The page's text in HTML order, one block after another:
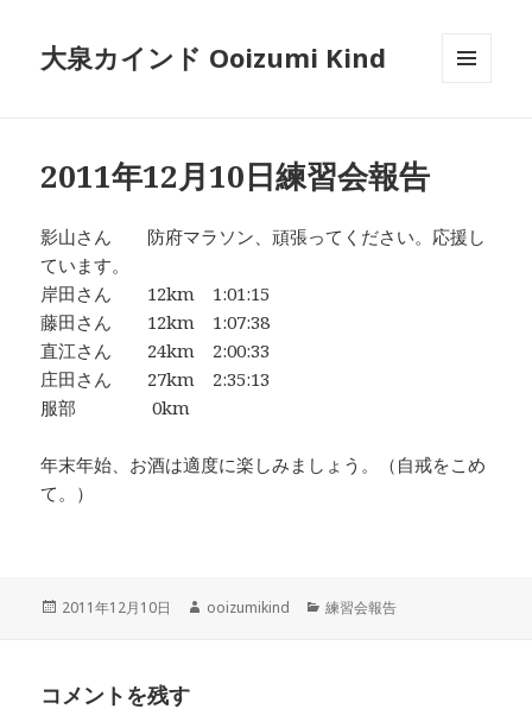
大泉カインド Ooizumi Kind
2011年12月10日練習会報告
影山さん 防府マラソン、頑張ってください。応援し
ています。
岸田さん 12km 1:01:15
藤田さん 12km 1:07:38
直江さん 24km 2:00:33
庄田さん 27km 2:35:13
服部 0km
年末年始、お酒は適度に楽しみましょう。（自戒をこめ
て。）
投
2011年12月10日
作
ooizumikind
カ
練習会報告
コメントを残す